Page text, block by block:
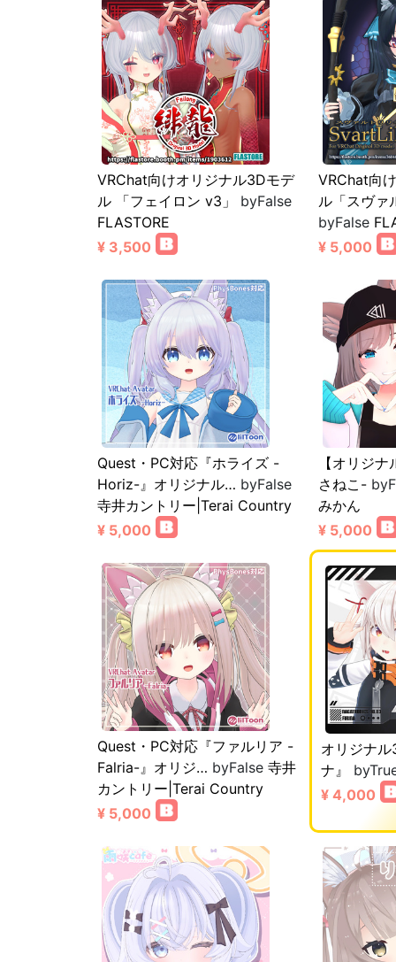
VRChat向けオリジナル3Dモデ
ル 「フェイロン v3」
byFalse
FLASTORE
¥ 3,500
VRChat向
ル「スヴァ
byFalse
¥ 5,000
Quest・PC対応『ホライズ -
Horiz-』オリジナル… byFalse
寺井カントリー|Terai Country
¥ 5,000
【オリジ
さねこ-
みかん
¥ 5,000
Quest・PC対応『ファルリア -
Falria-』オリジ… byFalse 寺井
カントリー|Terai Country
¥ 5,000
オリジナ
ナ』
¥ 4,000